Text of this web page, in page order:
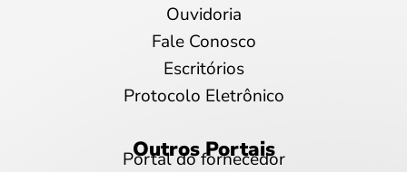
Ouvidoria
Fale Conosco
Escritórios
Protocolo Eletrônico
Outros Portais
Portal do fornecedor